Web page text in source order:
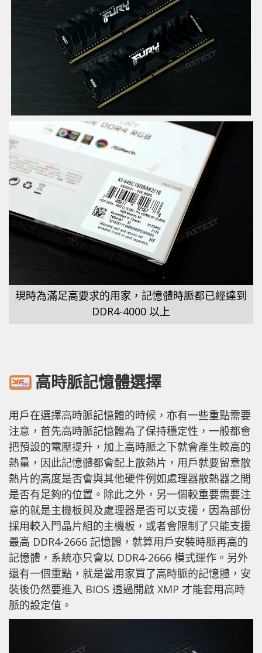
現時為滿足高要求的用家，記憶體時脈都已經達到
DDR4-4000 以上
高時脈記憶體選擇
用戶在選擇高時脈記憶體的時候，亦有一些重點需要
注意，首先高時脈記憶體為了保持穩定性，一般都會
把預設的電壓提升，加上高時脈之下就會產生較高的
熱量，因此記憶體都會配上散熱片，用戶就要留意散
熱片的高度是否會與其他硬件例如處理器散熱器之間
是否有足夠的位置。除此之外，另一個較重要需要注
意的就是主機板與及處理器是否可以支援，因為部份
採用較入門晶片組的主機板，或者會限制了只能支援
最高 DDR4-2666 記憶體，就算用戶安裝時脈再高的
記憶體，系統亦只會以 DDR4-2666 模式運作。另外
還有一個重點，就是當用家買了高時脈的記憶體，安
裝後仍然要進入 BIOS 透過開啟 XMP 才能套用高時
脈的設定值。